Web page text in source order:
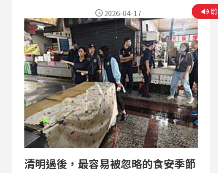
清明過後，最容易被忽略的食安季節
2026-04-17